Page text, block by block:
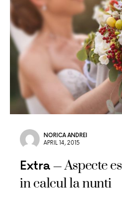
NORICA ANDREI
APRIL 14, 2015
Extra
Aspecte
in calcul la nunti